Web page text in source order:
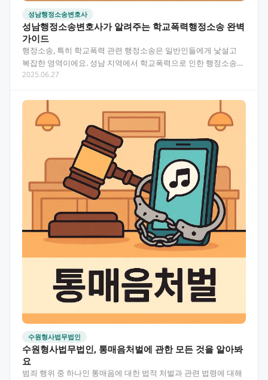
성남행정소송변호사
성남행정소송변호사가 알려주는 학교폭력행정소송 완벽
가이드
행정소송, 특히 학교폭력 관련 행정소송은 일반인들에게 낯설고
복잡한 영역이에요. 성남 지역에서 학교폭력으로 인한 행정소송을
준비 중이시라면, 이 글에서 소송 절차와 대응 방법, 승…
2025.06.27
수원형사법무법인
수원형사법무법인, 통매음처벌에 관한 모든 것을 알아봐
요
범죄 행위 중 하나인 통매음에 대한 법적 처벌과 관련 법령에 대해